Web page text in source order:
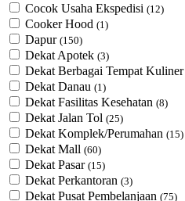
Cocok Usaha Ekspedisi (12)
Cooker Hood (1)
Dapur (150)
Dekat Apotek (3)
Dekat Berbagai Tempat Kuliner
Dekat Danau (1)
Dekat Fasilitas Kesehatan (8)
Dekat Jalan Tol (25)
Dekat Komplek/Perumahan (15)
Dekat Mall (60)
Dekat Pasar (15)
Dekat Perkantoran (3)
Dekat Pusat Pembelanjaan (75)